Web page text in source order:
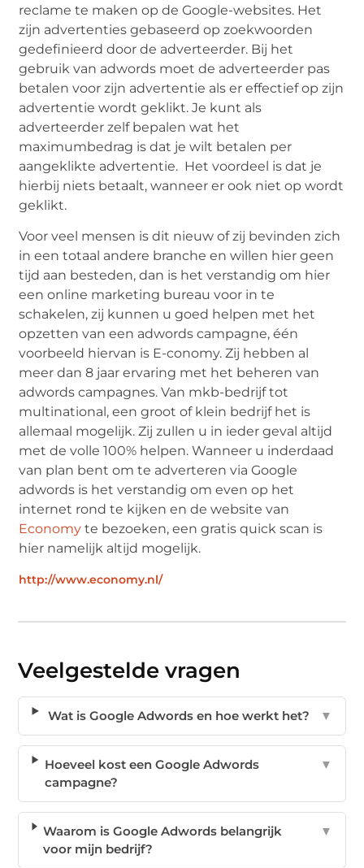
reclame te maken op de Google-websites. Het
zijn advertenties gebaseerd op zoekwoorden
gedefinieerd door de adverteerder. Bij het
gebruik van adwords moet de adverteerder pas
betalen voor zijn advertentie als er effectief op zijn
advertentie wordt geklikt. Je kunt als
adverteerder zelf bepalen wat het
maximumbedrag is dat je wilt betalen per
aangeklikte advertentie. Het voordeel is dat je
hierbij niets betaalt, wanneer er ook niet op wordt
geklikt.
Voor veel mensen is dit nieuw of zij bevinden zich
in een totaal andere branche en willen hier geen
tijd aan besteden, dan is het verstandig om hier
een online marketing bureau voor in te
schakelen, zij kunnen u goed helpen met het
opzetten van een adwords campagne, één
voorbeeld hiervan is E-conomy. Zij hebben al
meer dan 8 jaar ervaring met het beheren van
adwords campagnes. Van mkb-bedrijf tot
multinational, een groot of klein bedrijf het is
allemaal mogelijk. Zij zullen u in ieder geval altijd
met de volle 100% helpen. Wanneer u inderdaad
van plan bent om te adverteren via Google
adwords is het verstandig om even op het
internet rond te kijken en de website van
Economy te bezoeken, een gratis quick scan is
hier namelijk altijd mogelijk.
http://www.economy.nl/
Veelgestelde vragen
Wat is Google Adwords en hoe werkt het? ▼
Hoeveel kost een Google Adwords
campagne?
▼
Waarom is Google Adwords belangrijk
voor mijn bedrijf?
▼